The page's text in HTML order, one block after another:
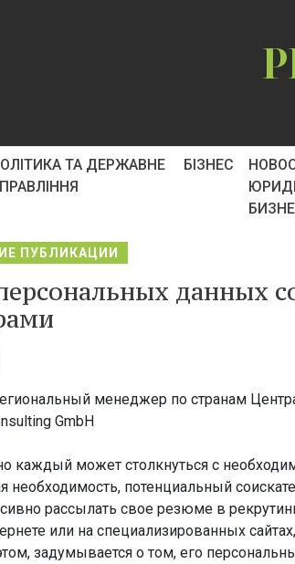
ТА ДЕРЖАВНЕ
БІЗНЕС
ПУБЛИКАЦИИ
данных
менеджер по странам
GmbH
каждый может столкнуться с
необходимость, потенциальный
рассылать свое резюме в
или на специализированных
задумывается о том, его